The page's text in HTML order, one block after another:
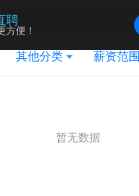
其他分类 薪资范围
暂无数据
聘
方便！